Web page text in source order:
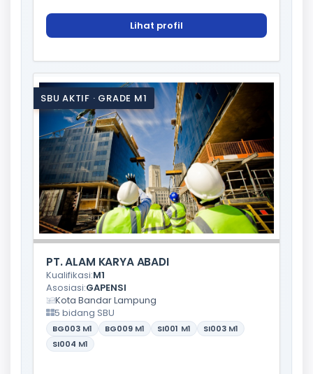
Lihat profil
SBU AKTIF · GRADE M1
PT. ALAM KARYA ABADI
Kualifikasi:M1
Asosiasi:GAPENSI
Kota Bandar Lampung
5 bidang SBU
BG003 M1 BG009 M1 SI001 M1 SI003 M1
SI004 M1